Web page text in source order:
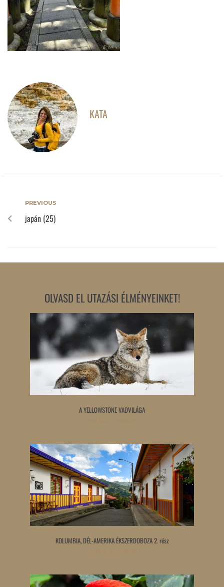
KATA
PREVIOUS
japán (25)
OLVASD EL UTAZÁSI ÉLMÉNYEINKET!
A YELLOWSTONE VADVILÁGA
KOLUMBIA, DÉL-AMERIKA ÉKSZERDOBOZA 2. rész